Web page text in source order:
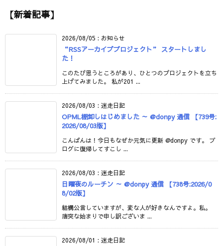
【新着記事】
2026/08/05 : お知らせ
“RSSアーカイブプロジェクト” スタートしまし
た！
このたび思うところがあり、ひとつのプロジェクトを立ち
上げてみました。 私が201 ...
2026/08/03 : 迷走日記
OPML棚卸しはじめました ～ @donpy 通信 【739号:
2026/08/03版】
こんばんは！今日もなぜか元気に更新 @donpy です。 ブ
ログに復帰してすこし ...
2026/08/03 : 迷走日記
日曜夜のルーチン ～ @donpy 通信 【738号:2026/0
8/02版】
結構公言していますが、変な人が好きなんですよ。私。
唐突な始まりで申し訳ございま ...
2026/08/01 : 迷走日記